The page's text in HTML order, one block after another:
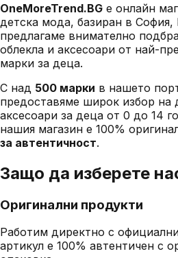
OneMoreTrend.BG е онлайн
детска мода, базиран в София,
предлагаме внимателно
облекла и аксесоари от най-
марки за деца.
С над 500 марки в нашето
предоставяме широк избор на
аксесоари за деца от 0 до 14
нашия магазин е 100%
за автентичност.
Защо да изберете
Оригинални продукти
Работим директно с
артикул е 100% автентичен с